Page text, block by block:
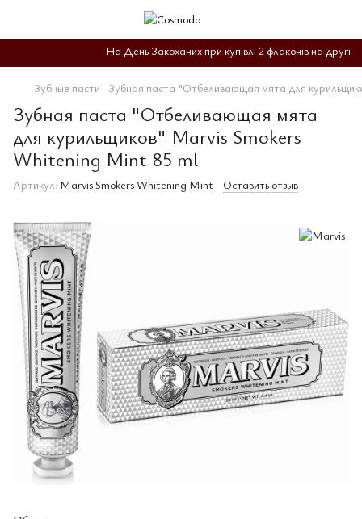
На День Закоханих при купівлі 2 флаконів на другий
Зубные пасти Зубная паста "Отбеливающая мята для
Зубная паста "Отбеливающая мята
для курильщиков" Marvis Smokers
Whitening Mint 85 ml
Артикул: Marvis Smokers Whitening Mint Оставить отзыв